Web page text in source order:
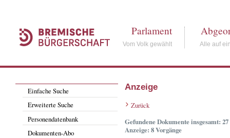
Parlament
Vom Volk gewählt Alle auf
Einfache Suche
Erweiterte Suche
Personendatenbank
Dokumenten-Abo
Anzeige
Zurück
Gefundene Dokumente insgesamt: 27
Anzeige: 8 Vorgänge